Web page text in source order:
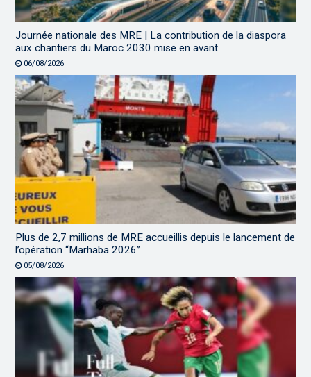
Journée nationale des MRE | La contribution de la diaspora
aux chantiers du Maroc 2030 mise en avant
06/08/2026
Plus de 2,7 millions de MRE accueillis depuis le lancement de
l’opération “Marhaba 2026”
05/08/2026